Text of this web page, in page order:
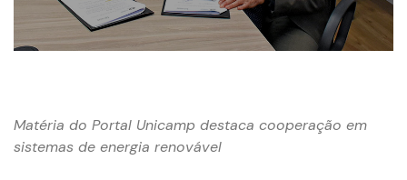
Matéria do Portal Unicamp destaca cooperação em
sistemas de energia renovável